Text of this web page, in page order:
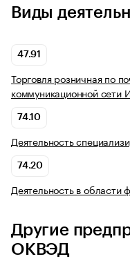
Виды
47.91
Торговля розничная по
коммуникационной сети
74.10
Деятельность
74.20
Деятельность в области
Другие
ОКВЭД